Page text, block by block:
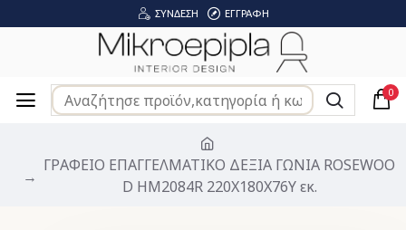
ΣΎΝΔΕΣΗ ΕΓΓΡΑΦΉ
0
ΓΡΑΦΕΙΟ ΕΠΑΓΓΕΛΜΑΤΙΚΟ ΔΕΞΙΑ ΓΩΝΙΑ ROSEWOO
D HM2084R 220X180X76Υ εκ.